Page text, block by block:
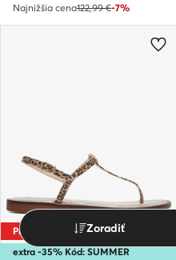
Najnižšia cena122,99 €-7%
extra -35% Kód: SUMMER
Príležitosť
Zoradiť